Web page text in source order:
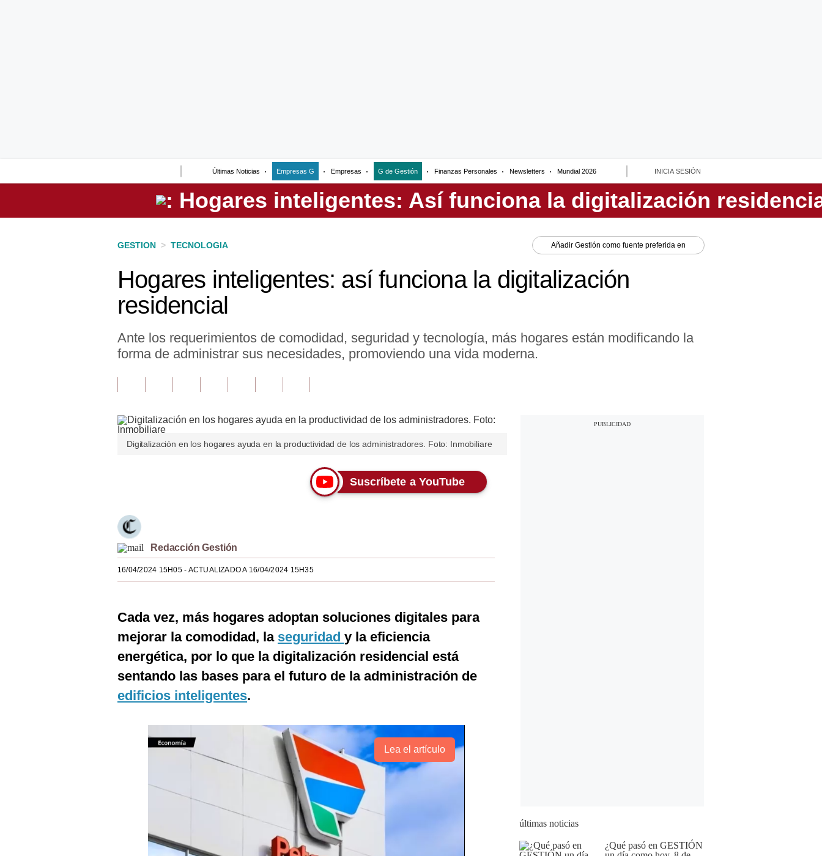
Últimas Noticias Empresas G Empresas G de Gestión Finanzas Personales Newsletters Mundial 2026 INICIA SESIÓN
Perú
GESTION > TECNOLOGIA Añadir Gestión como fuente preferida en
Hogares inteligentes: así funciona la digitalización
residencial
Ante los requerimientos de comodidad, seguridad y tecnología, más hogares están modificando la
forma de administrar sus necesidades, promoviendo una vida moderna.
Digitalización en los hogares ayuda en la productividad de los administradores. Foto: Inmobiliare
Suscríbete a YouTube
Redacción Gestión
16/04/2024 15H05- ACTUALIZADO A 16/04/2024 15H35
Cada vez, más hogares adoptan soluciones digitales para
mejorar la comodidad, la seguridad y la eficiencia
energética, por lo que la digitalización residencial está
sentando las bases para el futuro de la administración de
edificios inteligentes.
Lea el artículo
últimas noticias
¿Qué pasó en GESTIÓN